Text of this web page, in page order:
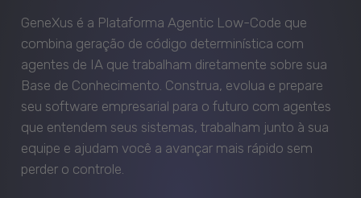
GeneXus é a Plataforma Agentic Low-Code que
combina geração de código determinística com
agentes de IA que trabalham diretamente sobre sua
Base de Conhecimento. Construa, evolua e prepare
seu software empresarial para o futuro com agentes
que entendem seus sistemas, trabalham junto à sua
equipe e ajudam você a avançar mais rápido sem
perder o controle.